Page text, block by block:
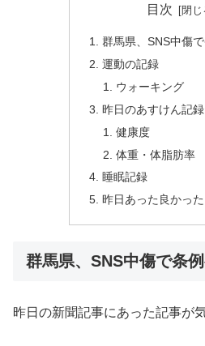
目次
群馬県、SNS中傷
運動の記録
ウォーキング
昨日のあすけん記録
健康度
体重・体脂肪率
睡眠記録
昨日あった良かった
群馬県、SNS中傷で条
昨日の新聞記事にあった記事が